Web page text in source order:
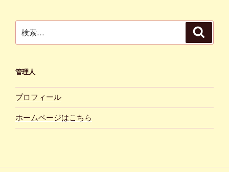
索:
管理人
プロフィール
ホームページはこちら